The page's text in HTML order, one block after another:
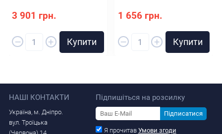
3 901 грн.
– + Купити
1 656 грн.
– + Купити
НАШІ КОНТАКТИ
Україна, м. Дніпро.
вул. Троїцька
Підпишіться на розсилку
Підписатися
Я прочитав Умови згоди